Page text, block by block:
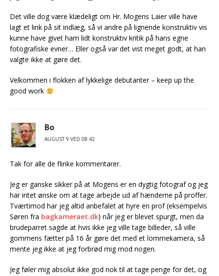
Det ville dog være klædeligt om Hr. Mogens Laier ville have
lagt et link på sit indlæg, så vi andre på lignende konstruktiv vis
kunne have givet ham lidt konstruktiv kritik på hans egne
fotografiske evner… Eller også var det vist meget godt, at han
valgte ikke at gøre det.
Velkommen i flokken af lykkelige debutanter – keep up the
good work
Bo
AUGUST 9 VED 08:42
Tak for alle de flinke kommentarer.
Jeg er ganske sikker på at Mogens er en dygtig fotograf og jeg
har intet ønske om at tage arbejde ud af hænderne på proffer.
Tværtimod har jeg altid anbefalet at hyre en prof (eksempelvis
Søren fra bagkameraet.dk) når jeg er blevet spurgt, men da
brudeparret sagde at hvis ikke jeg ville tage billeder, så ville
gommens fætter på 16 år gøre det med et lommekamera, så
mente jeg ikke at jeg forbrød mig mod nogen.
Jeg føler mig absolut ikke god nok til at tage penge for det, og